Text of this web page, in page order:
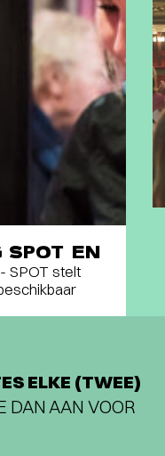
SPOT EN
- SPOT stelt
ELKE (TWEE)
DAN AAN VOOR